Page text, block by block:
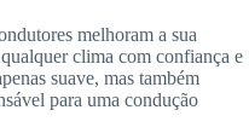
melhoram a sua
clima com confiança e
suave, mas também
para uma condução